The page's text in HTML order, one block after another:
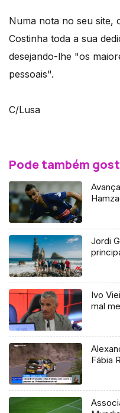
Numa nota no seu site,
Costinha toda a sua
desejando-lhe "os
pessoais".
C/Lusa
Pode também
Jordi
Ivo
mal
Fábia